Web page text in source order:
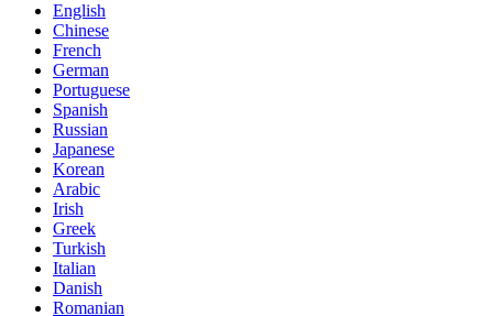
English
Chinese
French
German
Portuguese
Spanish
Russian
Japanese
Korean
Arabic
Irish
Greek
Turkish
Italian
Danish
Romanian